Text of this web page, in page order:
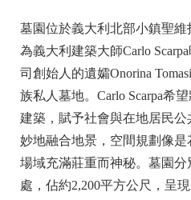
墓園位於義大利北部小鎮聖維
為義大利建築大師Carlo
司創始人的遺孀Onorina
族私人墓地。Carlo Scarpa希
建築，賦予社會與在地居民
妙地融合地景，空間規劃像
場域充滿莊重而神秘。墓園
處，佔約2,200平方公尺，呈